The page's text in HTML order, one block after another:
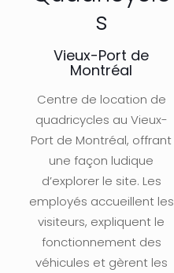
s
Vieux-Port de
Montréal
Centre de location de
quadricycles au Vieux-
Port de Montréal, offrant
une façon ludique
d’explorer le site. Les
employés accueillent les
visiteurs, expliquent le
fonctionnement des
véhicules et gèrent les